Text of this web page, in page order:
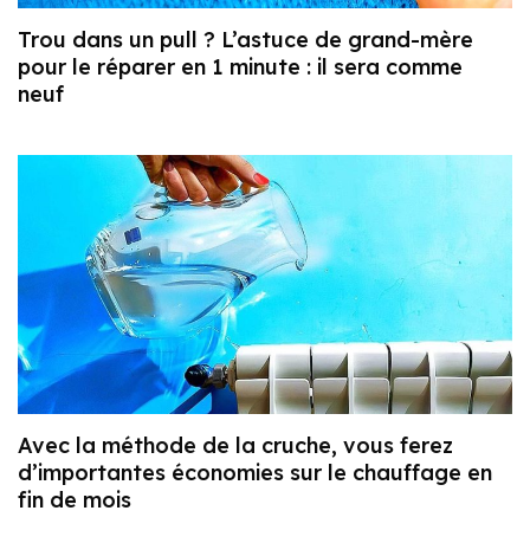
Trou dans un pull ? L’astuce de grand-mère
pour le réparer en 1 minute : il sera comme
neuf
Avec la méthode de la cruche, vous ferez
d’importantes économies sur le chauffage en
fin de mois